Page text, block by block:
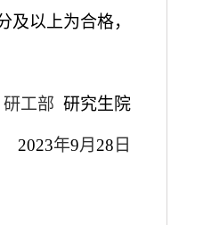
以上为合格，
研工部 研究生院
2023年9月 28 日